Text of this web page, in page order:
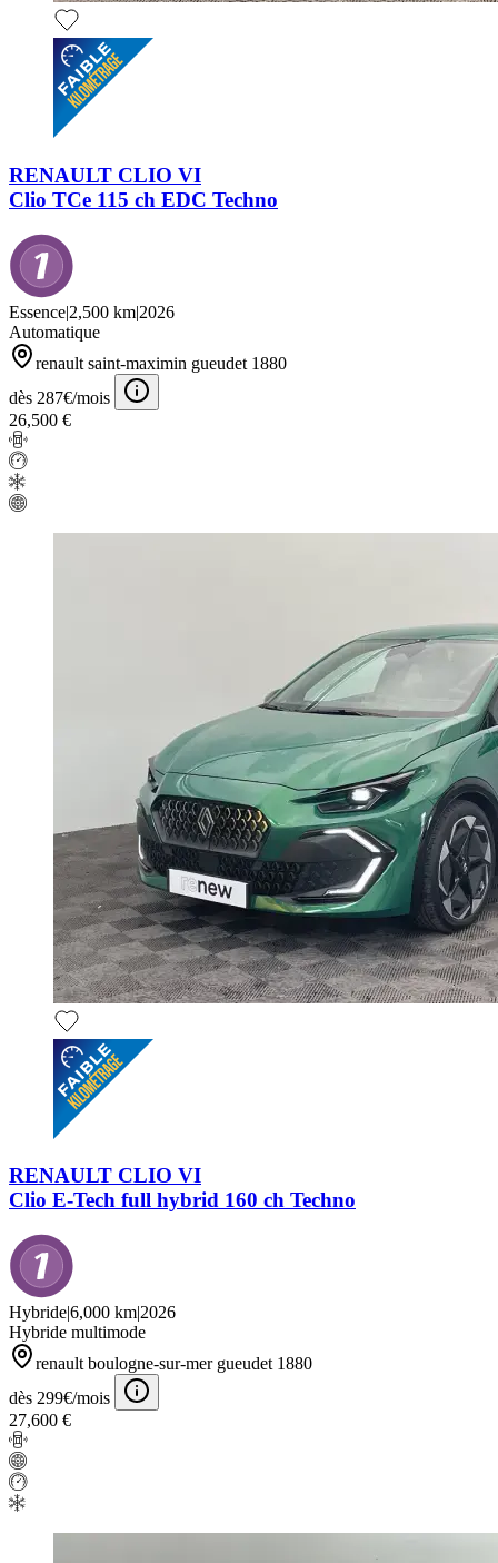
RENAULT CLIO VI
Clio TCe 115 ch EDC Techno
Essence|2,500 km|2026
Automatique
renault saint-maximin gueudet 1880
dès 287€/mois
26,500 €
RENAULT CLIO VI
Clio E-Tech full hybrid 160 ch Techno
Hybride|6,000 km|2026
Hybride multimode
renault boulogne-sur-mer gueudet 1880
dès 299€/mois
27,600 €